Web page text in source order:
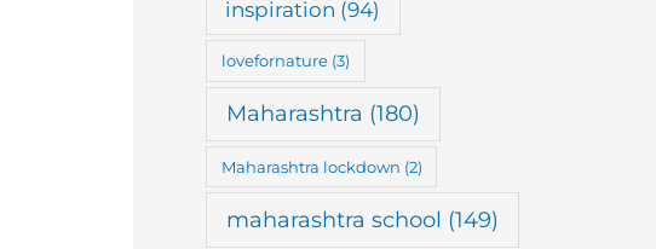
inspiration (94)
lovefornature(3)
Maharashtra (180)
Maharashtra lockdown (2)
maharashtra school (149)